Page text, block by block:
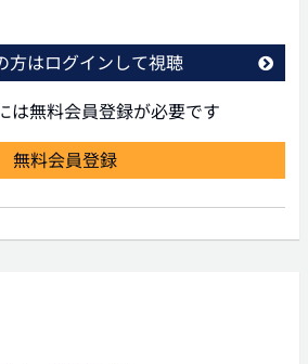
方はログインして視聴
は無料会員登録が必要です
無料会員登録
次の動画